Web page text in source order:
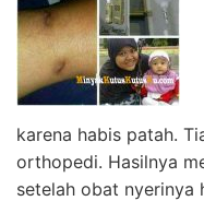
karena habis patah.
orthopedi. Hasilnya
setelah obat nyerinya